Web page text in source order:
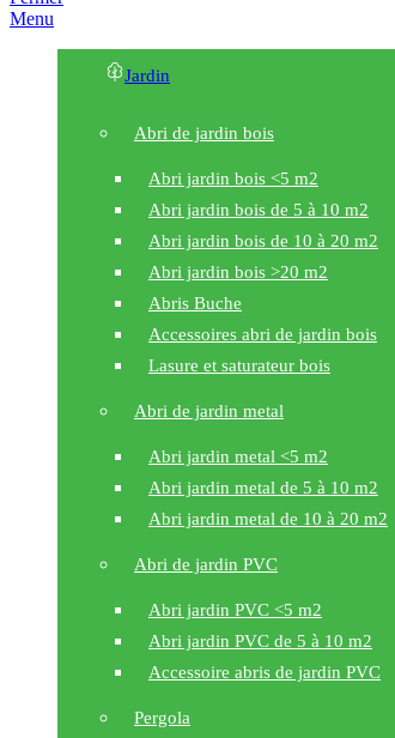
Menu
Jardin
Abri de jardin bois
Abri jardin bois <5 m2
Abri jardin bois de 5 à 10 m2
Abri jardin bois de 10 à 20 m2
Abri jardin bois >20 m2
Abris Buche
Accessoires abri de jardin bois
Lasure et saturateur bois
Abri de jardin metal
Abri jardin metal <5 m2
Abri jardin metal de 5 à 10 m2
Abri jardin metal de 10 à 20 m2
Abri de jardin PVC
Abri jardin PVC <5 m2
Abri jardin PVC de 5 à 10 m2
Accessoire abris de jardin PVC
Pergola